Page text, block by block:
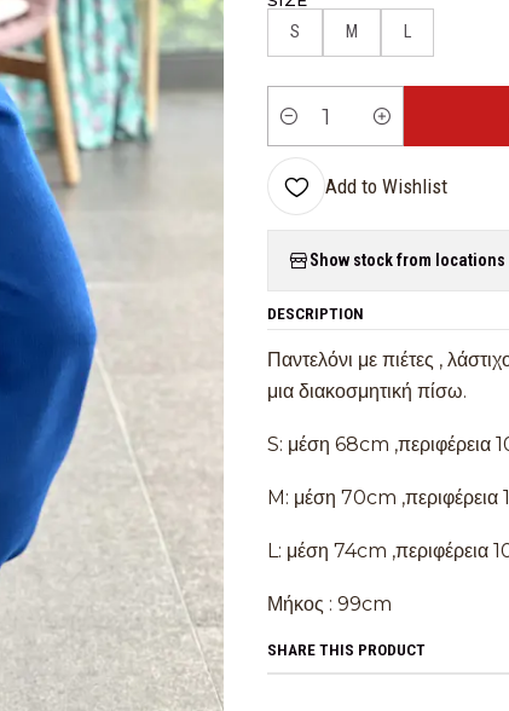
S M L
Quantity
Add to Wishlist
Show stock from locations
DESCRIPTION
Παντελόνι με πιέτες ,
μια διακοσμητική πίσω.
S: μέση 68cm ,περιφέρεια
M: μέση 70cm ,περιφέρεια
L: μέση 74cm ,περιφέρεια
Μήκος : 99cm
SHARE THIS PRODUCT